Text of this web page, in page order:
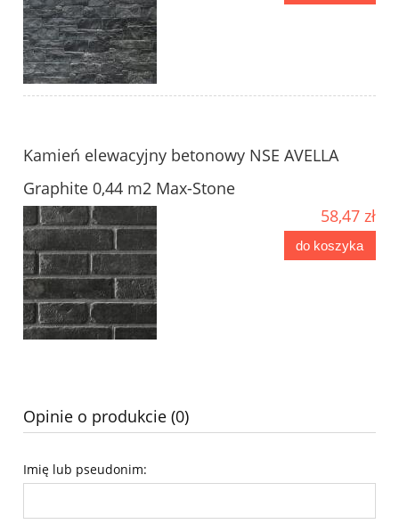
Kamień elewacyjny betonowy NSE AVELLA
Graphite 0,44 m2 Max-Stone
58,47 zł
do koszyka
Opinie o produkcie (0)
Imię lub pseudonim: